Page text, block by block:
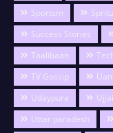
Sportsm
Success Stories
Taalibaan
TV Gossip
Udaypura
Uttar paradesh